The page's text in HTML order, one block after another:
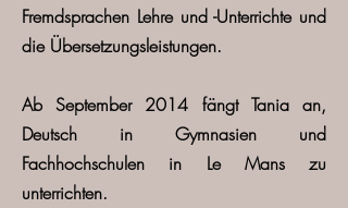
Fremdsprachen Lehre und -Unterrichte und
die Übersetzungsleistungen.
Ab September 2014 fängt Tania an,
Deutsch in Gymnasien und
Fachhochschulen in Le Mans zu
unterrichten.